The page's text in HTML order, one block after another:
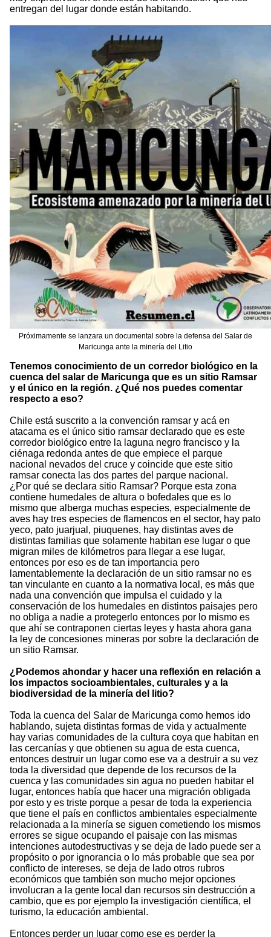
entregan del lugar donde están habitando.
Próximamente se lanzara un documental sobre la defensa del Salar de
Maricunga ante la minería del Litio
Tenemos conocimiento de un corredor biológico en la
cuenca del salar de Maricunga que es un sitio Ramsar
y el único en la región. ¿Qué nos puedes comentar
respecto a eso?
Chile está suscrito a la convención ramsar y acá en
atacama es el único sitio ramsar declarado que es este
corredor biológico entre la laguna negro francisco y la
ciénaga redonda antes de que empiece el parque
nacional nevados del cruce y coincide que este sitio
ramsar conecta las dos partes del parque nacional.
¿Por qué se declara sitio Ramsar? Porque esta zona
contiene humedales de altura o bofedales que es lo
mismo que alberga muchas especies, especialmente de
aves hay tres especies de flamencos en el sector, hay pato
yeco, pato juarjual, piuquenes, hay distintas aves de
distintas familias que solamente habitan ese lugar o que
migran miles de kilómetros para llegar a ese lugar,
entonces por eso es de tan importancia pero
lamentablemente la declaración de un sitio ramsar no es
tan vinculante en cuanto a la normativa local, es más que
nada una convención que impulsa el cuidado y la
conservación de los humedales en distintos paisajes pero
no obliga a nadie a protegerlo entonces por lo mismo es
que ahí se contraponen ciertas leyes y hasta ahora gana
la ley de concesiones mineras por sobre la declaración de
un sitio Ramsar.
¿Podemos ahondar y hacer una reflexión en relación a
los impactos socioambientales, culturales y a la
biodiversidad de la minería del litio?
Toda la cuenca del Salar de Maricunga como hemos ido
hablando, sujeta distintas formas de vida y actualmente
hay varias comunidades de la cultura coya que habitan en
las cercanías y que obtienen su agua de esta cuenca,
entonces destruir un lugar como ese va a destruir a su vez
toda la diversidad que depende de los recursos de la
cuenca y las comunidades sin agua no pueden habitar el
lugar, entonces había que hacer una migración obligada
por esto y es triste porque a pesar de toda la experiencia
que tiene el país en conflictos ambientales especialmente
relacionada a la minería se siguen cometiendo los mismos
errores se sigue ocupando el paisaje con las mismas
intenciones autodestructivas y se deja de lado puede ser a
propósito o por ignorancia o lo más probable que sea por
conflicto de intereses, se deja de lado otros rubros
económicos que también son mucho mejor opciones
involucran a la gente local dan recursos sin destrucción a
cambio, que es por ejemplo la investigación científica, el
turismo, la educación ambiental.
Entonces perder un lugar como ese es perder la